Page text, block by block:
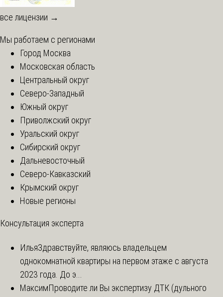
все лицензии →
Мы работаем с регионами
Город Москва
Московская область
Центральный округ
Северо-Западный
Южный округ
Приволжский округ
Уральский округ
Сибирский округ
Дальневосточный
Северо-Кавказский
Крымский округ
Новые регионы
Консультация эксперта
ИльяЗдравствуйте, являюсь владельцем
однокомнатной квартиры на первом этаже с августа
2023 года. До э...
МаксимПроводите ли Вы экспертизу ДТК (дульного